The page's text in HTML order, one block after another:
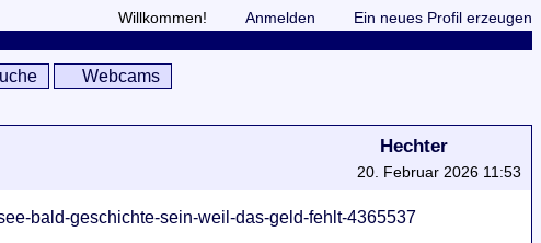
Willkommen! Anmelden Ein neues Profil erzeugen
Webcams
Hechter
20. Februar 2026 11:53
bald-geschichte-sein-weil-das-geld-fehlt-4365537